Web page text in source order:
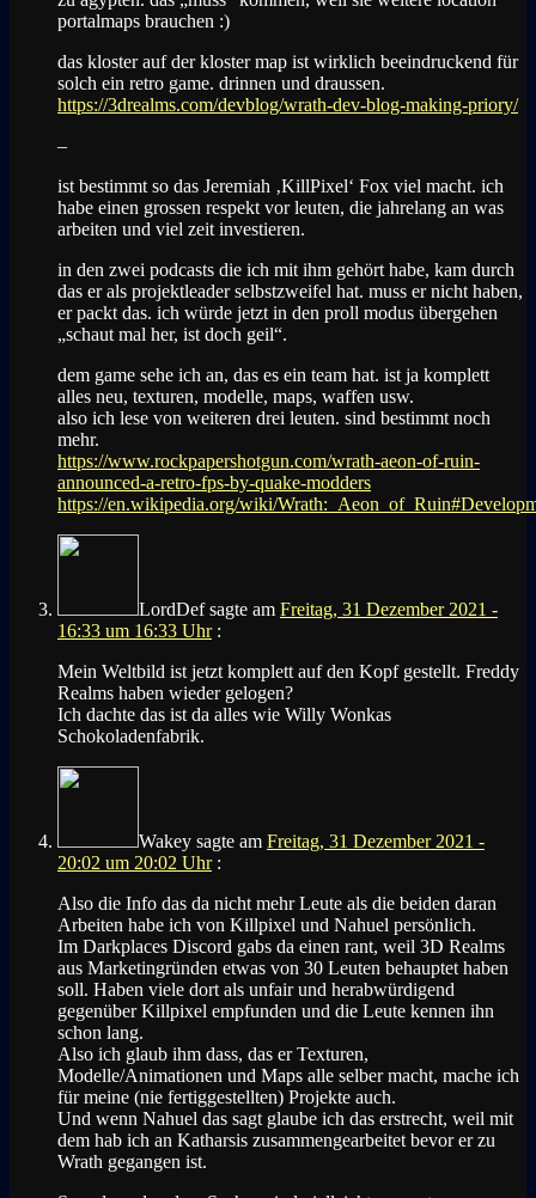
portalmaps brauchen :)
das kloster auf der kloster map ist wirklich beeindruckend für
solch ein retro game. drinnen und draussen.
https://3drealms.com/devblog/wrath-dev-blog-making-priory/
–
ist bestimmt so das Jeremiah ‚KillPixel‘ Fox viel macht. ich
habe einen grossen respekt vor leuten, die jahrelang an was
arbeiten und viel zeit investieren.
in den zwei podcasts die ich mit ihm gehört habe, kam durch
das er als projektleader selbstzweifel hat. muss er nicht haben,
er packt das. ich würde jetzt in den proll modus übergehen
„schaut mal her, ist doch geil“.
dem game sehe ich an, das es ein team hat. ist ja komplett
alles neu, texturen, modelle, maps, waffen usw.
also ich lese von weiteren drei leuten. sind bestimmt noch
mehr.
https://www.rockpapershotgun.com/wrath-aeon-of-ruin-
announced-a-retro-fps-by-quake-modders
https://en.wikipedia.org/wiki/
LordDefsagte am Freitag, 31 Dezember 2021 -
16:33 um 16:33 Uhr :
Mein Weltbild ist jetzt komplett auf den Kopf gestellt. Freddy
Realms haben wieder gelogen?
Ich dachte das ist da alles wie Willy Wonkas
Schokoladenfabrik.
Wakey sagte am Freitag, 31 Dezember 2021 -
20:02 um 20:02 Uhr :
Also die Info das da nicht mehr Leute als die beiden daran
Arbeiten habe ich von Killpixel und Nahuel persönlich.
Im Darkplaces Discord gabs da einen rant, weil 3D Realms
aus Marketingründen etwas von 30 Leuten behauptet haben
soll. Haben viele dort als unfair und herabwürdigend
gegenüber Killpixel empfunden und die Leute kennen ihn
schon lang.
Also ich glaub ihm dass, das er Texturen,
Modelle/Animationen und Maps alle selber macht, mache ich
für meine (nie fertiggestellten) Projekte auch.
Und wenn Nahuel das sagt glaube ich das erstrecht, weil mit
dem hab ich an Katharsis zusammengearbeitet bevor er zu
Wrath gegangen ist.